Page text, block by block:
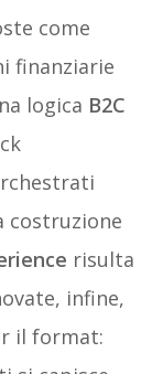
come
finanziarie
logica B2C
costruzione
risulta
infine,
il format: